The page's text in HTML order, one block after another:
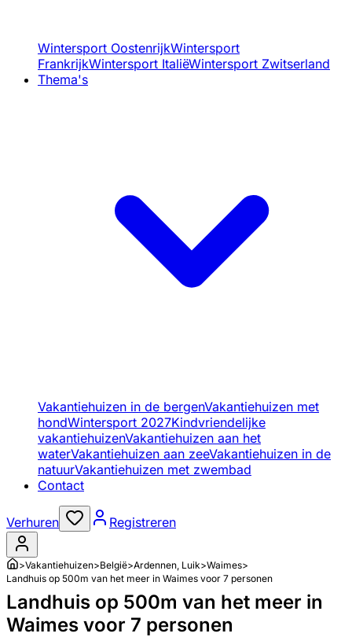
Wintersport OostenrijkWintersport
FrankrijkWintersport ItaliëWintersport Zwitserland
Thema's
Vakantiehuizen in de bergenVakantiehuizen met
hondWintersport 2027Kindvriendelijke
vakantiehuizenVakantiehuizen aan het
waterVakantiehuizen aan zeeVakantiehuizen in de
natuurVakantiehuizen met zwembad
Contact
Verhuren Registreren
>Vakantiehuizen>België>Ardennen, Luik>Waimes>
Landhuis op 500m van het meer in Waimes voor 7 personen
Landhuis op 500m van het meer in
Waimes voor 7 personen